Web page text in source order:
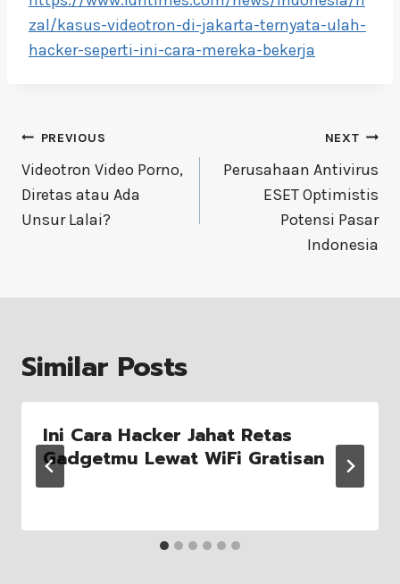
zal/kasus-videotron-di-jakarta-ternyata-ulah-
hacker-seperti-ini-cara-mereka-bekerja
Post
navigation
PREVIOUS
Videotron Video Porno,
Diretas atau Ada
Unsur Lalai?
NEXT
Perusahaan Antivirus
ESET Optimistis
Potensi Pasar
Indonesia
Similar Posts
Ini Cara Hacker Jahat Retas
Gadgetmu Lewat WiFi Gratisan